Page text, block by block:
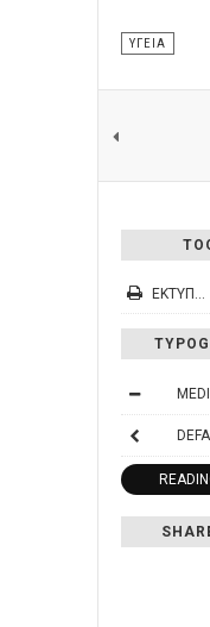
ΥΓΕΊΑ
ΕΚΤΎΠΩΣΗ